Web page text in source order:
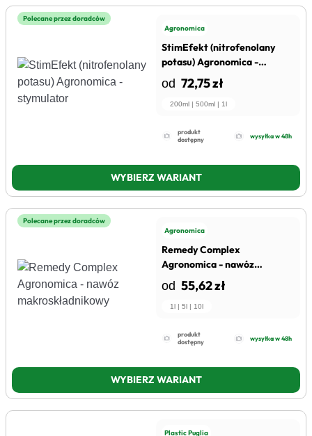
Grupa upraw
Środki czystości (26)
Marki
Polecane przez doradców
Agronomica
StimEfekt (nitrofenolany
potasu) Agronomica -
stymulator
od 72,75 zł
200ml | 500ml | 1l
produkt
dostępny
wysyłka w 48h
WYBIERZ WARIANT
Polecane przez doradców
Agronomica
Remedy Complex
Agronomica - nawóz
makroskładnikowy
od 55,62 zł
1l | 5l | 10l
produkt
dostępny
wysyłka w 48h
WYBIERZ WARIANT
Plastic Puglia